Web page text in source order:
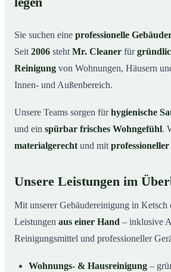
04So läuft die Gebäudereinigung ab
Typische Anlässe für eine
Gebäudereinigung in Ketsch – Profis
Sie suchen eine professionelle
Seit 2006 steht Mr. Cleaner für
Reinigung von Wohnungen, Häusern
Innen- und Außenbereich.
Unsere Teams sorgen fürhygienische
und ein spürbar frisches Wohngefühl.
materialgerecht und mit
Unsere Leistungen im
Mit unserer Gebäudereinigung in Ketsch
Leistungen aus einer Hand – inklusive
Reinigungsmittel und professioneller
Wohnungs- & Hausreinigung –